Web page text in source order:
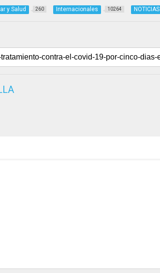
y Salud 260 Internacionales 10264 NOTICIAS